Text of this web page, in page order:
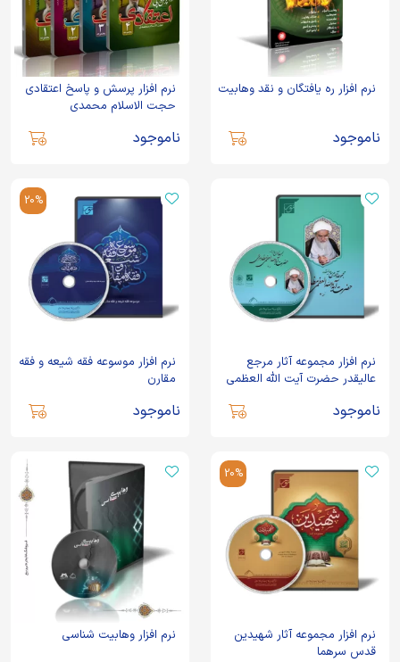
نرم افزار ره یافتگان و نقد وهابیت
ناموجود
نرم افزار پرسش و پاسخ اعتقادی
حجت الاسلام محمدی
ناموجود
نرم افزار مجموعه آثار مرجع
عالیقدر حضرت آیت الله العظمی
ناموجود
20%
نرم افزار موسوعه فقه شیعه و فقه
مقارن
ناموجود
20%
نرم افزار مجموعه آثار شهیدین
قدس سرهما
نرم افزار وهابیت شناسی